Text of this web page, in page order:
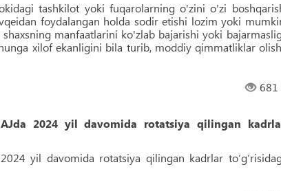
tashkilot yoki fuqarolarning o'zini o'zi
foydalangan holda sodir etishi lozim yoki
manfaatlarini ko'zlab bajarishi yoki
xilof ekanligini bila turib, moddiy qimmatliklar
681
2024 yil davomida rotatsiya qilingan
yil davomida rotatsiya qilingan kadrlar